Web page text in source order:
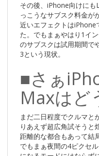
その後、iPhone向けにも
っこうなサブスク料金が
近いエフェクトはiPhone
た。でもまぁやはり1イ
のサブスクは試用期間で
3という現状。
■さぁ
Maxはど
まだ二日程度でクルマと
りあえず超広角試そうと
距離的な都合もあって結
でもまぁ夜間の4ピクセ